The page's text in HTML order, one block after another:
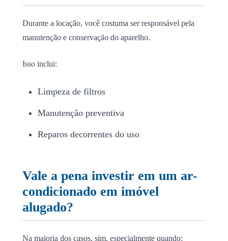
Durante a locação, você costuma ser responsável pela
manutenção e conservação do aparelho.
Isso inclui:
Limpeza de filtros
Manutenção preventiva
Reparos decorrentes do uso
Vale a pena investir em um ar-
condicionado em imóvel
alugado?
Na maioria dos casos, sim, especialmente quando: